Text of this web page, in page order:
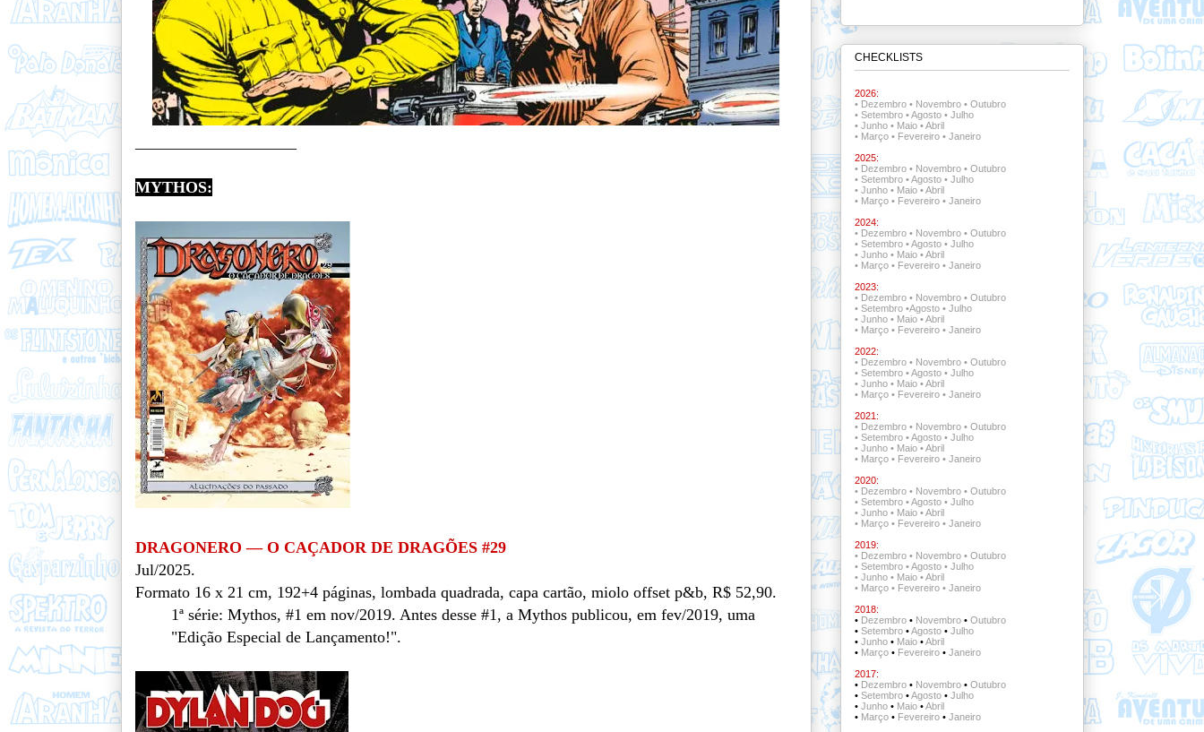
MYTHOS:
DRAGONERO — O CAÇADOR DE DRAGÕES #29
Jul/2025.
Formato 16 x 21 cm, 192+4 páginas, lombada quadrada, capa cartão, miolo offset p&b, R$ 52,90.
1ª série: Mythos, #1 em nov/2019. Antes desse #1, a Mythos publicou, em fev/2019, uma
"Edição Especial de Lançamento!".
CHECKLISTS
2026:
• Dezembro• Novembro• Outubro
• Setembro•Agosto• Julho
• Junho• Maio•Abril
• Março• Fevereiro• Janeiro
2025:
• Dezembro• Novembro• Outubro
• Setembro•Agosto• Julho
• Junho• Maio•Abril
• Março• Fevereiro• Janeiro
2024:
• Dezembro• Novembro• Outubro
• Setembro•Agosto• Julho
• Junho• Maio•Abril
• Março• Fevereiro• Janeiro
2023:
• Dezembro• Novembro• Outubro
• Setembro•Agosto• Julho
• Junho• Maio•Abril
• Março• Fevereiro• Janeiro
2022:
• Dezembro • Novembro• Outubro
• Setembro •Agosto• Julho
• Junho• Maio•Abril
• Março• Fevereiro• Janeiro
2021:
• Dezembro • Novembro • Outubro
• Setembro•Agosto• Julho
• Junho• Maio•Abril
• Março• Fevereiro• Janeiro
2020:
• Dezembro• Novembro• Outubro
• Setembro•Agosto• Julho
• Junho• Maio•Abril
• Março• Fevereiro• Janeiro
2019:
• Dezembro• Novembro• Outubro
• Setembro•Agosto• Julho
• Junho• Maio•Abril
• Março• Fevereiro• Janeiro
2018:
• Dezembro• Novembro• Outubro
• Setembro•Agosto• Julho
• Junho• Maio•Abril
• Março• Fevereiro• Janeiro
2017:
• Dezembro• Novembro• Outubro
• Setembro•Agosto• Julho
• Junho• Maio•Abril
• Março• Fevereiro• Janeiro